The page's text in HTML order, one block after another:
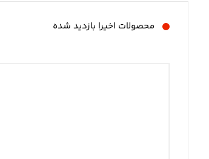
محصولات اخیرا بازدید شده